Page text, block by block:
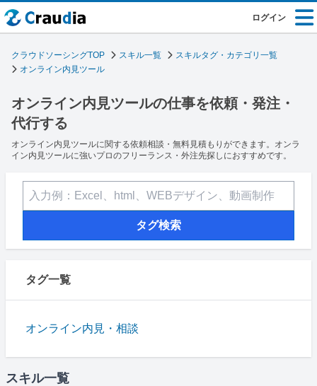
ログイン
クラウドソーシングTOP スキル一覧
スキルタグ・カテゴリ一覧
オンライン内見ツール
オンライン内見ツールの仕事を依頼・発注・
代行する
オンライン内見ツールに関する依頼相談・無料見積もりができます。オンラ
イン内見ツールに強いプロのフリーランス・外注先探しにおすすめです。
タグ検索
タグ一覧
オンライン内見・相談
スキル一覧